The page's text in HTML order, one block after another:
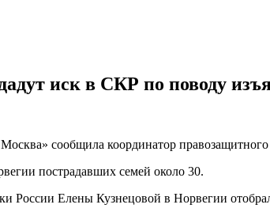
иск в СКР по поводу
сообщила координатор
пострадавших семей около 30.
России Елены Кузнецовой в Норвегии